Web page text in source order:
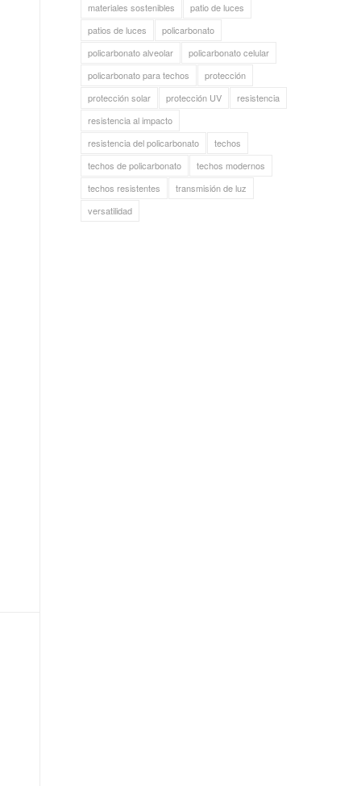
materiales sostenibles
patio de luces
patios de luces
policarbonato
policarbonato alveolar
policarbonato celular
policarbonato para techos
protección
protección solar
protección UV
resistencia
resistencia al impacto
resistencia del policarbonato
techos
techos de policarbonato
techos modernos
techos resistentes
transmisión de luz
versatilidad